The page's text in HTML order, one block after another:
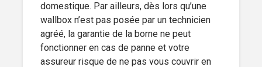
domestique. Par ailleurs, dès lors qu’une
wallbox n’est pas posée par un technicien
agréé, la garantie de la borne ne peut
fonctionner en cas de panne et votre
assureur risque de ne pas vous couvrir en